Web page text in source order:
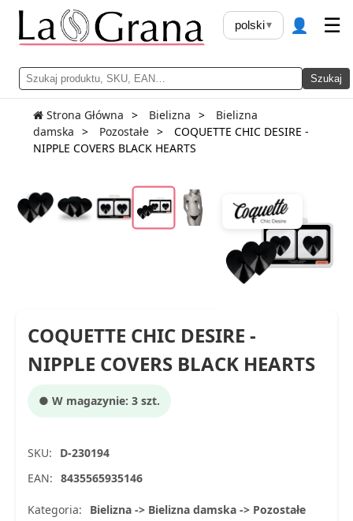
Szukaj
polski▾ 👤 ☰
Strona Główna Bielizna
Bielizna
damska
Pozostałe
COQUETTE CHIC DESIRE -
NIPPLE COVERS BLACK HEARTS
COQUETTE CHIC DESIRE -
NIPPLE COVERS BLACK HEARTS
● W magazynie: 3 szt.
SKU:
D-230194
EAN: 8435565935146
Kategoria:
Bielizna -> Bielizna damska -> Pozostałe